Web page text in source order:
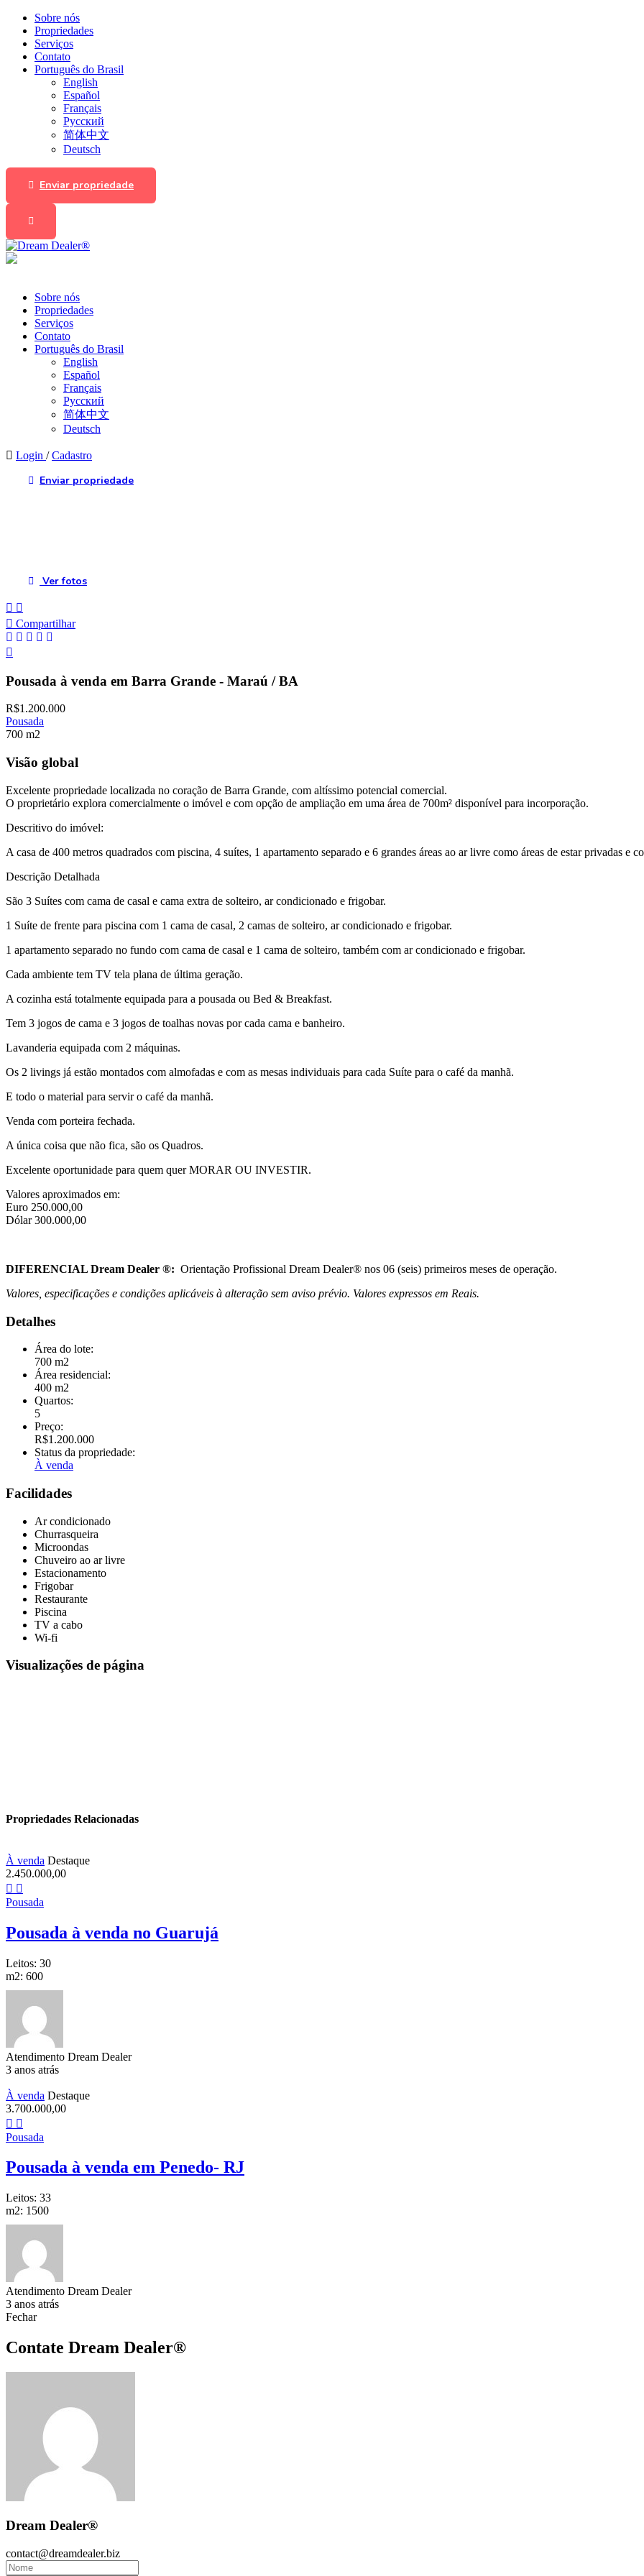
Sobre nós
Propriedades
Serviços
Contato
Português do Brasil
English
Español
Français
Русский
简体中文
Deutsch
Enviar propriedade
Sobre nós
Propriedades
Serviços
Contato
Português do Brasil
English
Español
Français
Русский
简体中文
Deutsch
Login /Cadastro
Enviar propriedade
Ver fotos
Compartilhar
Pousada à venda em Barra Grande - Maraú / BA
R$1.200.000
Pousada
700 m2
Visão global
Excelente propriedade localizada no coração de Barra Grande, com altíssimo potencial comercial.
O proprietário explora comercialmente o imóvel e com opção de ampliação em uma área de 700m² disponível para incorporação.
Descritivo do imóvel:
A casa de 400 metros quadrados com piscina, 4 suítes, 1 apartamento separado e 6 grandes áreas ao ar livre como áreas de estar privadas e
Descrição Detalhada
São 3 Suítes com cama de casal e cama extra de solteiro, ar condicionado e frigobar.
1 Suíte de frente para piscina com 1 cama de casal, 2 camas de solteiro, ar condicionado e frigobar.
1 apartamento separado no fundo com cama de casal e 1 cama de solteiro, também com ar condicionado e frigobar.
Cada ambiente tem TV tela plana de última geração.
A cozinha está totalmente equipada para a pousada ou Bed & Breakfast.
Tem 3 jogos de cama e 3 jogos de toalhas novas por cada cama e banheiro.
Lavanderia equipada com 2 máquinas.
Os 2 livings já estão montados com almofadas e com as mesas individuais para cada Suíte para o café da manhã.
E todo o material para servir o café da manhã.
Venda com porteira fechada.
A única coisa que não fica, são os Quadros.
Excelente oportunidade para quem quer MORAR OU INVESTIR.
Valores aproximados em:
Euro 250.000,00
Dólar 300.000,00
DIFERENCIAL Dream Dealer ®: Orientação Profissional Dream Dealer® nos 06 (seis) primeiros meses de operação.
Valores, especificações e condições aplicáveis à alteração sem aviso prévio. Valores expressos em Reais.
Detalhes
Área do lote:
700 m2
Área residencial:
400 m2
Quartos:
5
Preço:
R$1.200.000
Status da propriedade:
À venda
Facilidades
Ar condicionado
Churrasqueira
Microondas
Chuveiro ao ar livre
Estacionamento
Frigobar
Restaurante
Piscina
TV a cabo
Wi-fi
Visualizações de página
Propriedades Relacionadas
À venda Destaque
2.450.000,00
Pousada
Pousada à venda no Guarujá
Leitos: 30
m2: 600
Atendimento Dream Dealer
3 anos atrás
À venda Destaque
3.700.000,00
Pousada
Pousada à venda em Penedo- RJ
Leitos: 33
m2: 1500
Atendimento Dream Dealer
3 anos atrás
Fechar
Contate Dream Dealer®
Dream Dealer®
contact@dreamdealer.biz